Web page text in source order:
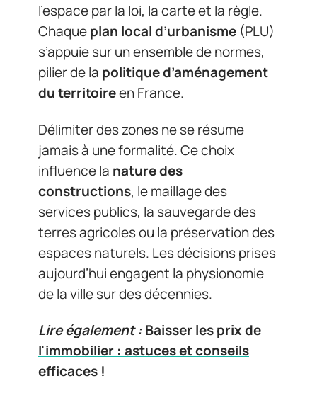
l’espace par la loi, la carte et la règle.
Chaqueplan local d’urbanisme (PLU)
s’appuie sur un ensemble de normes,
pilier de la politique d’aménagement
du territoireen France.
Délimiter des zones ne se résume
jamais à une formalité. Ce choix
influence la nature des
constructions, le maillage des
services publics, la sauvegarde des
terres agricoles ou la préservation des
espaces naturels. Les décisions prises
aujourd’hui engagent la physionomie
de la ville sur des décennies.
Lire également :Baisser les prix de
l'immobilier : astuces et conseils
efficaces !